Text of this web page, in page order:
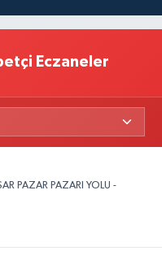
Eczaneler
PAZAR PAZARI YOLU -